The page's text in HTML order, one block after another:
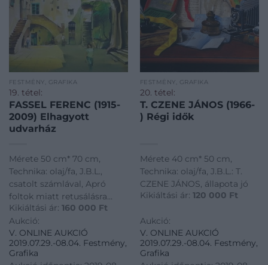
FESTMÉNY, GRAFIKA
19. tétel:
FASSEL FERENC (1915-
2009) Elhagyott
udvarház
Mérete 50 cm* 70 cm,
Technika: olaj/fa, J.B.L.,
csatolt számlával, Apró
foltok miatt retusálásra
szorul
Kikiáltási ár: 160 000 Ft
Aukció:
V. ONLINE AUKCIÓ
2019.07.29.-08.04. Festmény,
Grafika
FESTMÉNY, GRAFIKA
20. tétel:
T. CZENE JÁNOS (1966-
) Régi idők
Mérete 40 cm* 50 cm,
Technika: olaj/fa, J.B.L.: T.
CZENE JÁNOS, állapota jó
Kikiáltási ár: 120 000 Ft
Aukció:
V. ONLINE AUKCIÓ
2019.07.29.-08.04. Festmény,
Grafika